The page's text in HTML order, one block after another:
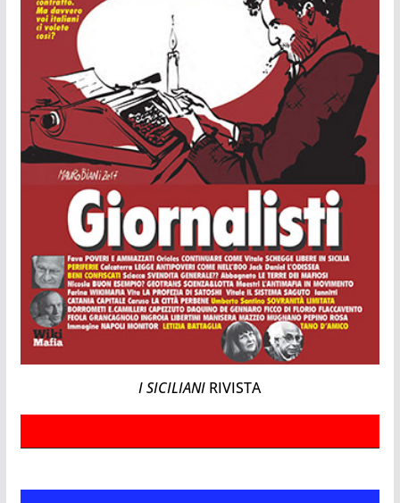
I SICILIANI RIVISTA